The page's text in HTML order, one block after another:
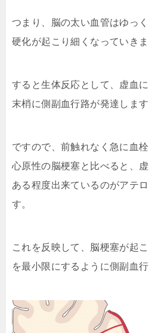
つまり、脳の太い血管はゆっ
硬化が起こり細くなっていきま
すると生体反応として、虚血
末梢に側副血行路が発達します
ですので、前触れなく急に血
心原性の脳梗塞と比べると、
ある程度出来ているのがアテ
す。
これを反映して、脳梗塞が起
を最小限にするように側副血